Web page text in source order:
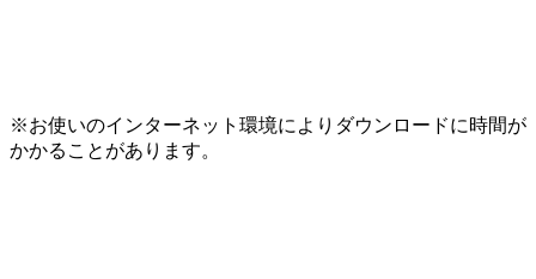
※お使いのインターネット環境によりダウンロードに時間が
かかることがあります。